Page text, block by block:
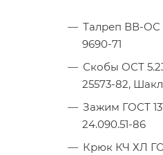
Талреп ВВ-
9690-71
Скобы ОСТ
25573-82,
Зажим ГОСТ
24.090.51-86
Крюк КЧ ХЛ